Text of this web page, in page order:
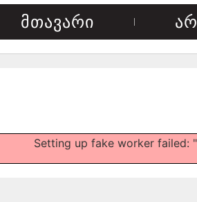
მთავარი
Setting up fake worker failed: